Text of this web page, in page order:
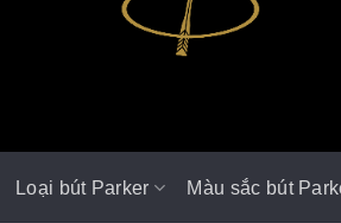
Loại bút Parker Màu sắc bút